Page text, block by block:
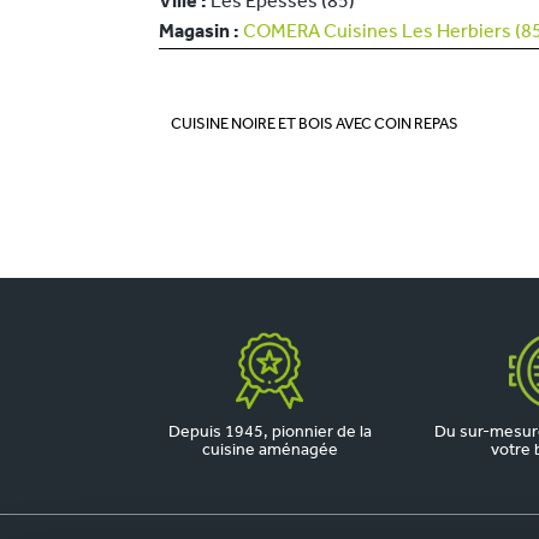
Magasin : COMERA Cuisines Les Herbiers
CUISINE NOIRE ET BOIS AVEC COIN REPAS
Depuis 1945, pionnier de la
cuisine aménagée
Du sur-
votre